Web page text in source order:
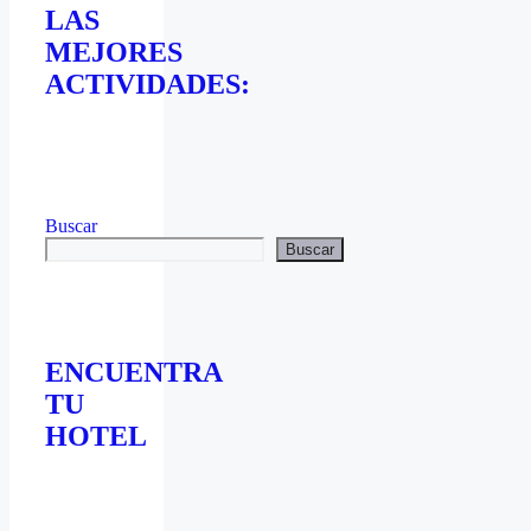
LAS
MEJORES
ACTIVIDADES:
Buscar
Buscar
ENCUENTRA
TU
HOTEL